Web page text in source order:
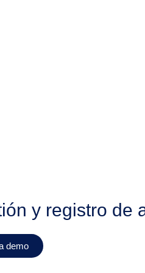
y registro de
demo